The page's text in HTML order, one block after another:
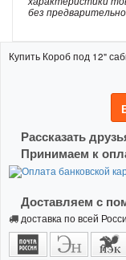
без
Купить Короб под 12"
Рассказать
Принимаем к
Доставляем с
доставка по всей